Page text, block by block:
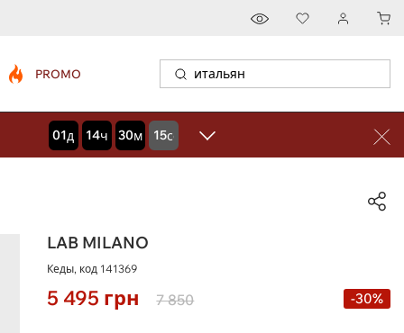
PROMO
01дней
14часов
30минут
13секунд
LAB MILANO
Кеды, код 141369
5 495 грн 7 850 -30%